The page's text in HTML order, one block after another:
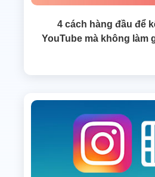
4 cách hàng đầu để
YouTube mà không làm